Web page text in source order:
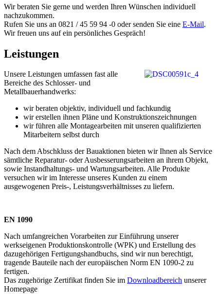
Wir beraten Sie gerne und werden Ihren Wünschen individuell
nachzukommen.
Rufen Sie uns an 0821 / 45 59 94 -0 oder senden Sie eine E-Mail.
Wir freuen uns auf ein persönliches Gespräch!
Leistungen
Unsere Leistungen umfassen fast alle
Bereiche des Schlosser- und
Metallbauerhandwerks:
wir beraten objektiv, individuell und fachkundig
wir erstellen ihnen Pläne und Konstruktionszeichnungen
wir führen alle Montagearbeiten mit unseren qualifizierten
Mitarbeitern selbst durch
Nach dem Abschkluss der Bauaktionen bieten wir Ihnen als Service
sämtliche Reparatur- oder Ausbesserungsarbeiten an ihrem Objekt,
sowie Instandhaltungs- und Wartungsarbeiten. Alle Produkte
versuchen wir im Interesse unseres Kunden zu einem
ausgewogenen Preis-, Leistungsverhältnisses zu liefern.
EN 1090
Nach umfangreichen Vorarbeiten zur Einführung unserer
werkseigenen Produktionskontrolle (WPK) und Erstellung des
dazugehörigen Fertigungshandbuchs, sind wir nun berechtigt,
tragende Bauteile nach der europäischen Norm EN 1090-2 zu
fertigen.
Das zugehörige Zertifikat finden Sie im Downloadbereich unserer
Homepage